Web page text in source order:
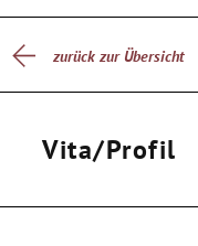
zurück zur Übersicht
Vita/Profil